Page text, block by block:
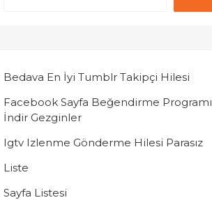
Bedava En İyi Tumblr Takipçi Hilesi
Facebook Sayfa Beğendirme Programı
İndir Gezginler
Igtv Izlenme Gönderme Hilesi Parasız
Liste
Sayfa Listesi